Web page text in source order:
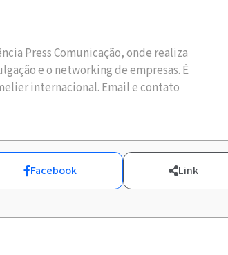
Press Comunicação, onde realiza
e o networking de empresas. É
internacional. Email e contato
Facebook Link